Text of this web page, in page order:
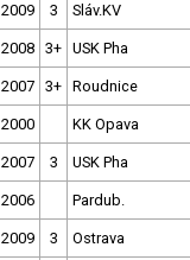
2009 3 Sláv.KV
2008 3+ USK Pha
2007 3+ Roudnice
2000 KK Opava
2007 3 USK Pha
2006 Pardub.
2009 3 Ostrava